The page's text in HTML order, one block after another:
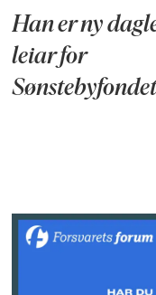
Han er ny
leiar for